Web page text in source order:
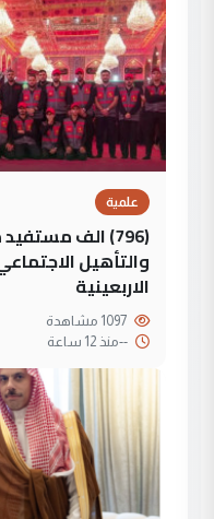
علمية
(796) الف
والتأهيل
الاربعينية
--منذ 12 ساعة